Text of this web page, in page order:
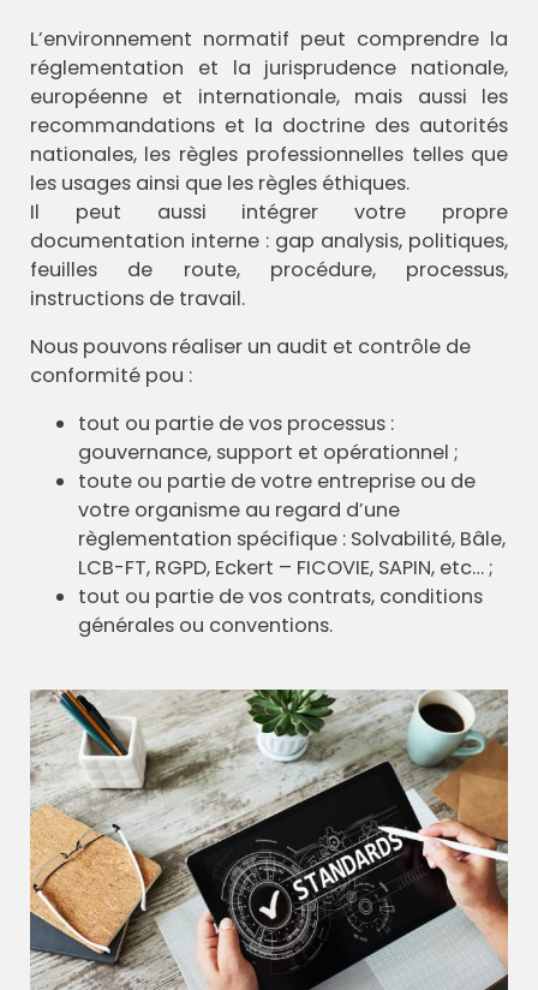
L’environnement normatif peut comprendre la
réglementation et la jurisprudence nationale,
européenne et internationale, mais aussi les
recommandations et la doctrine des autorités
nationales, les règles professionnelles telles que
les usages ainsi que les règles éthiques.
Il peut aussi intégrer votre propre
documentation interne : gap analysis, politiques,
feuilles de route, procédure, processus,
instructions de travail.
Nous pouvons réaliser un audit et contrôle de
conformité pou :
tout ou partie de vos processus :
gouvernance, support et opérationnel ;
toute ou partie de votre entreprise ou de
votre organisme au regard d’une
règlementation spécifique : Solvabilité, Bâle,
LCB-FT, RGPD, Eckert – FICOVIE, SAPIN, etc… ;
tout ou partie de vos contrats, conditions
générales ou conventions.